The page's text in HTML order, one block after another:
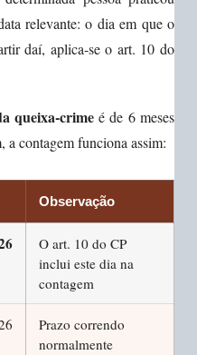
relevante: o dia em que o
daí, aplica-se o art. 10 do
queixa-crimeé de 6 meses
a contagem funciona assim:
Observação
O art. 10 do CP
inclui este dia na
contagem
Prazo correndo
normalmente